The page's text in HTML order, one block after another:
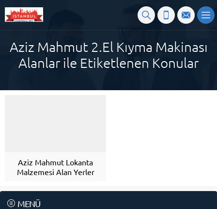
Aziz Mahmut 2.El Kıyma Makinası
Alanlar ile Etiketlenen Konular
Aziz Mahmut Lokanta
Malzemesi Alan Yerler
MENÜ